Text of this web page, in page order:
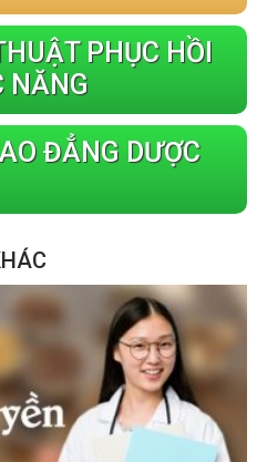
PHỤC HỒI
NĂNG
ĐẲNG DƯỢC